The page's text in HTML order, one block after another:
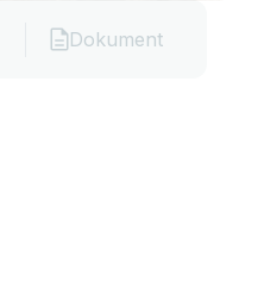
Dokument